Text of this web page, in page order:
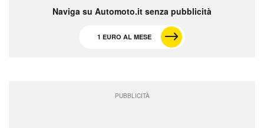
Naviga su Automoto.it senza pubblicità
1 EURO AL MESE
PUBBLICITÀ